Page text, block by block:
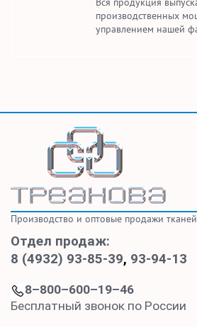
Производство и оптовые продажи тканей
Отдел продаж:
8 (4932) 93-85-39, 93-94-13
8–800–600–19–46
Бесплатный звонок по России